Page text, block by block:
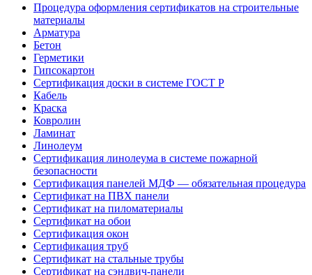
Процедура оформления сертификатов на строительные
материалы
Арматура
Бетон
Герметики
Гипсокартон
Сертификация доски в системе ГОСТ Р
Кабель
Краска
Ковролин
Ламинат
Линолеум
Сертификация линолеума в системе пожарной
безопасности
Сертификация панелей МДФ — обязательная процедура
Сертификат на ПВХ панели
Сертификат на пиломатериалы
Сертификат на обои
Сертификация окон
Сертификация труб
Сертификат на стальные трубы
Сертификат на сэндвич-панели